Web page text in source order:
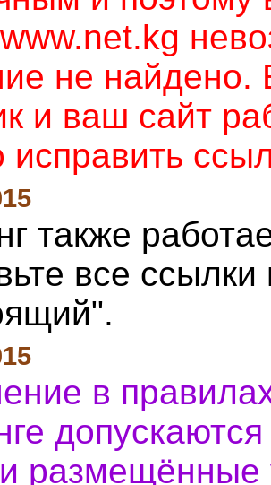
не найдено.
и ваш сайт
также
все
в
размещённые